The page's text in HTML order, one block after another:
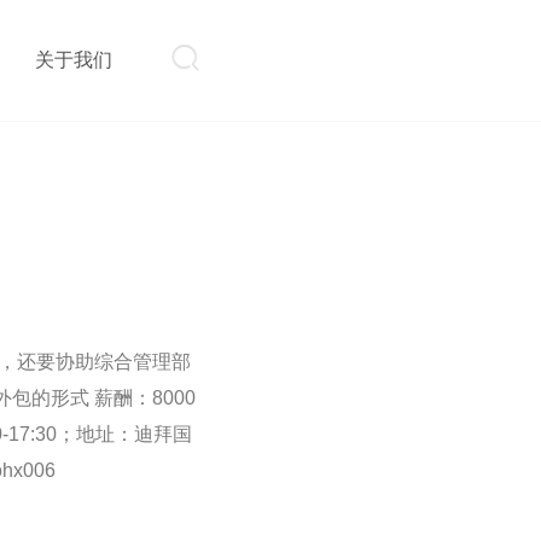

关于我们
还要协助综合管理部
包的形式 薪酬：8000
；地址：迪拜国